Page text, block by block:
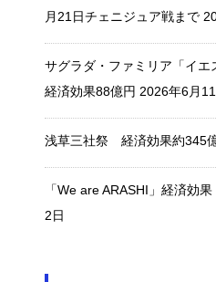
月21日チェニジュア戦まで
サグラダ・ファミリア「イ
経済効果88億円 2026年6月
浅草三社祭 経済効果約345
「We are ARASHI」経済効
2日